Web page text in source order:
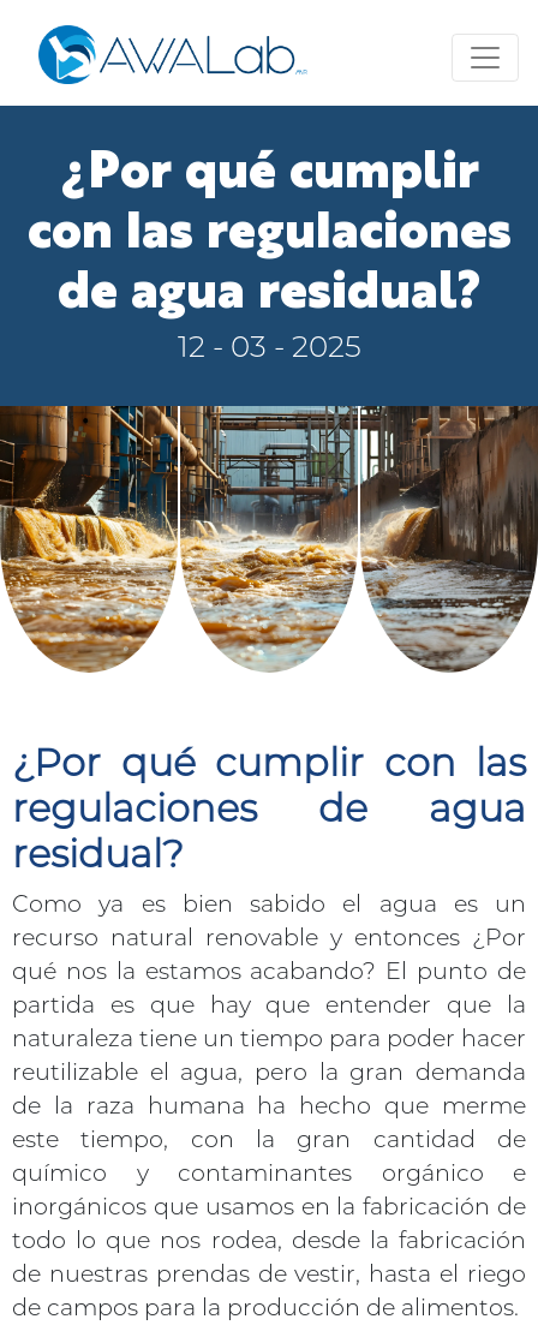
¿Por qué cumplir
con las regulaciones
de agua residual?
12 - 03 - 2025
¿Por qué cumplir con las
regulaciones de agua
residual?
Como ya es bien sabido el agua es un
recurso natural renovable y entonces ¿Por
qué nos la estamos acabando? El punto de
partida es que hay que entender que la
naturaleza tiene un tiempo para poder hacer
reutilizable el agua, pero la gran demanda
de la raza humana ha hecho que merme
este tiempo, con la gran cantidad de
químico y contaminantes orgánico e
inorgánicos que usamos en la fabricación de
todo lo que nos rodea, desde la fabricación
de nuestras prendas de vestir, hasta el riego
de campos para la producción de alimentos.